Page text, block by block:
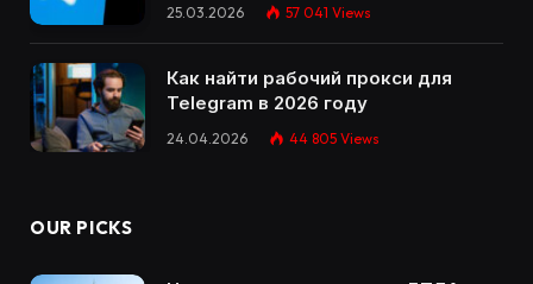
25.03.2026 57 041 Views
Как найти рабочий прокси для
Telegram в 2026 году
24.04.2026 44 805 Views
OUR PICKS